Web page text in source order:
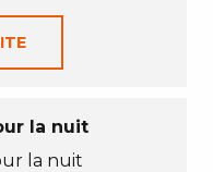
la nuit
la nuit